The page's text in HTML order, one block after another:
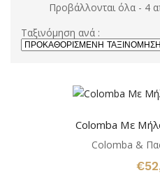
Προβάλλονται όλα - 4
Ταξινόμηση ανά :
Colomba Mε
Colomba &
€